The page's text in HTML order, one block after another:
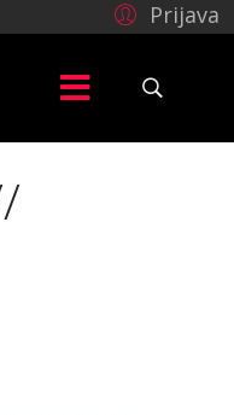
Prijava